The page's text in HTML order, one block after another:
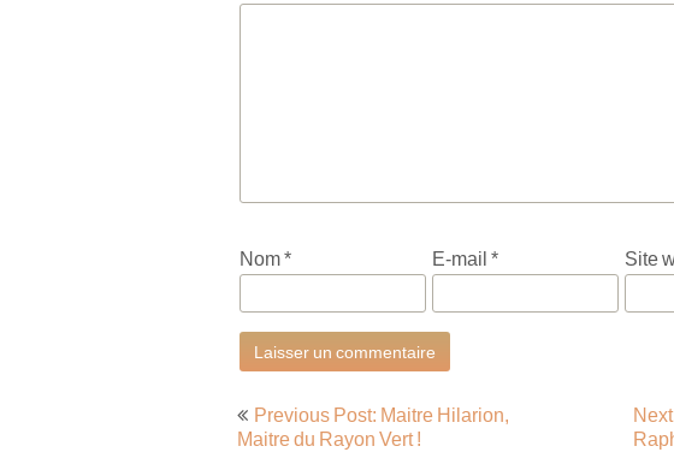
Nom* E-mail * Site
Navigation
de
Previous Post: Maitre Hilarion,
Maitre du Rayon Vert !